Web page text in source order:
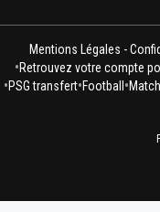
Mentions Légales -
•Retrouvez votre compte
•PSG transfert•Football •